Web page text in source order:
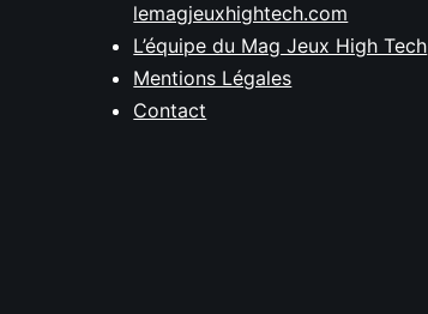
lemagjeuxhightech.com
L’équipe du Mag Jeux High Tech
Mentions Légales
Contact